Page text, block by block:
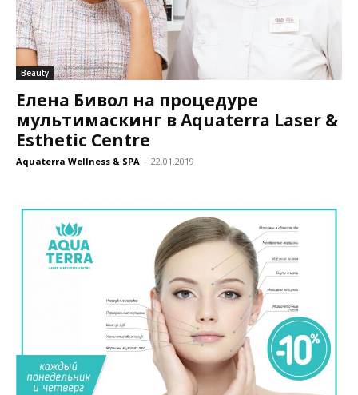
Beauty
Елена Бивол на процедуре
мультимаскинг в Aquaterra Laser &
Esthetic Centre
Aquaterra Wellness & SPA - 22.01.2019